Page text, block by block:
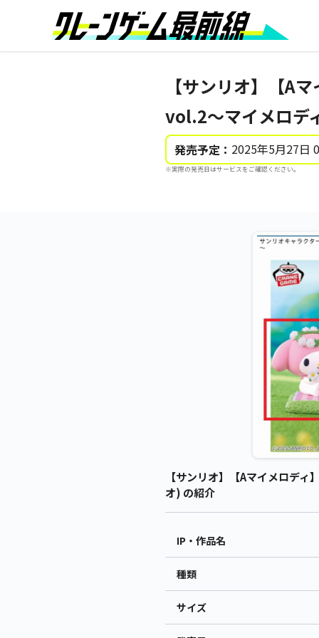
【サンリオ】【A
vol.2～マイメロデ
発売予定： 2025年5月27日
※実際の発売日はサービスをご確認ください。
【サンリオ】【Aマイメロデ
オ) の紹介
IP・作品名
種類
サイズ